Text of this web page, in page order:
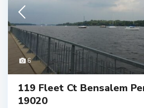
6
119 Fleet Ct Bensalem
19020